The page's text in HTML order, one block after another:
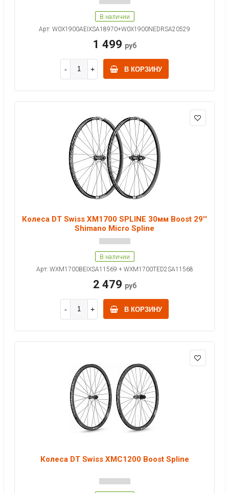
В наличии
Арт: W0X1900AEIXSA18970+W0X1900NEDRSA20529
1 499 руб
В КОРЗИНУ
Колеса DT Swiss XM1700 SPLINE 30мм Boost 29''
Shimano Micro Spline
В наличии
Арт: WXM1700BEIXSA11569 + WXM1700TED2SA11568
2 479 руб
В КОРЗИНУ
Колеса DT Swiss XMC1200 Boost Spline